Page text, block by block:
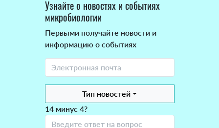
Узнайте о новостях и событиях
микробиологии
Первыми получайте новости и
информацию о событиях
Тип новостей
14 минус 4?